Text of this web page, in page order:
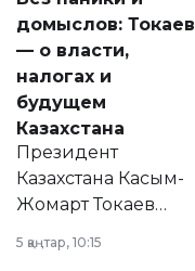
домыслов: Токаев
— о власти,
налогах и
будущем
Казахстана
Президент
Казахстана Касым-
Жомарт Токаев
сразу несколько
5 қаңтар, 10:15